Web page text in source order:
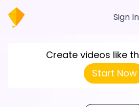
Sign In
Create videos like
Start Now